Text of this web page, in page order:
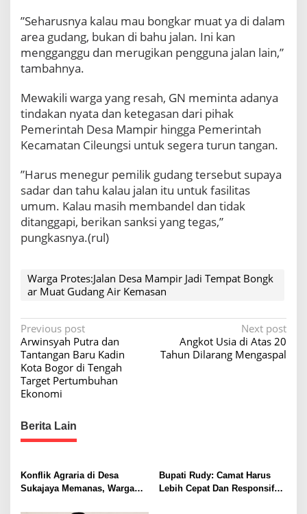
d
a
n
i
r
K
e
m
s
n
​”Seharusnya kalau mau bongkar muat ya di dalam
area gudang, bukan di bahu jalan. Ini kan
mengganggu dan merugikan pengguna jalan lain,”
tambahnya.
​Mewakili warga yang resah, GN meminta adanya
tindakan nyata dan ketegasan dari pihak
Pemerintah Desa Mampir hingga Pemerintah
Kecamatan Cileungsi untuk segera turun tangan.
​”Harus menegur pemilik gudang tersebut supaya
sadar dan tahu kalau jalan itu untuk fasilitas
umum. Kalau masih membandel dan tidak
ditanggapi, berikan sanksi yang tegas,”
pungkasnya.(rul)
Warga Protes:Jalan Desa Mampir Jadi Tempat Bongk
ar Muat Gudang Air Kemasan
P
o
s
t
a
v
i
g
Previous post
Arwinsyah Putra dan
Tantangan Baru Kadin
Kota Bogor di Tengah
Target Pertumbuhan
Ekonomi
Next post
Angkot Usia di Atas 20
Tahun Dilarang Mengaspal
Berita Lain
Konflik Agraria di Desa
Sukajaya Memanas, Warga
Bupati Rudy: Camat Harus
Lebih Cepat Dan Responsif